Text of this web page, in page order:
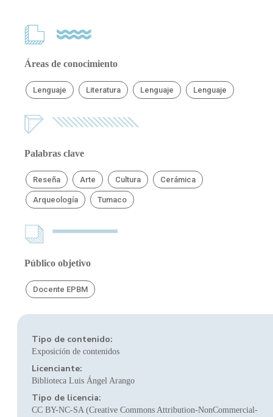
Áreas de conocimiento
Lenguaje Literatura Lenguaje Lenguaje
Palabras clave
Reseña Arte Cultura Cerámica
Arqueología Tumaco
Público objetivo
Docente EPBM
Tipo de contenido:
Exposición de contenidos
Licenciante:
Biblioteca Luis Ángel Arango
Tipo de licencia:
CC BY-NC-SA (Creative Commons Attribution-NonCommercial-